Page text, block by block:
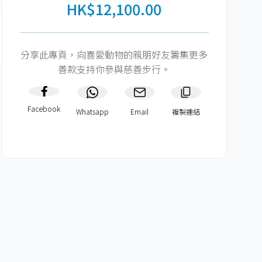
HK$12,100.00
分享此專頁，向喜愛動物的親朋好友籌集更多
善款支持你參與慈善步行。
Facebook Whatsapp Email 複製連結​